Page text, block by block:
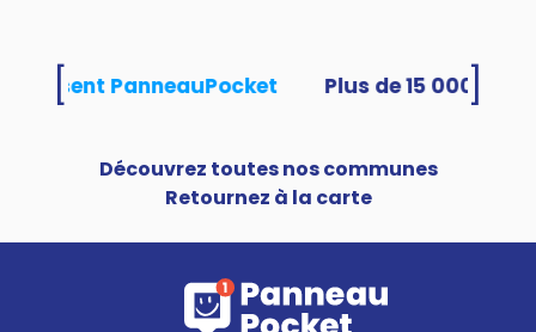
PanneauPocket
Découvrez toutes nos communes
Retournez à la carte